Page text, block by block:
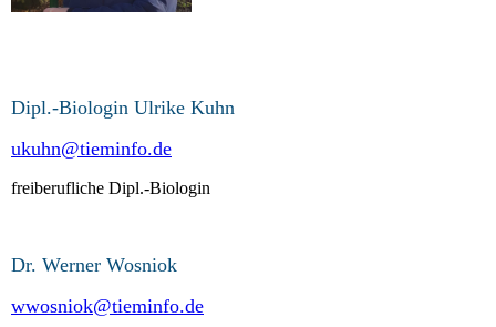
Dipl.-Biologin Ulrike Kuhn
ukuhn@tieminfo.de
freiberufliche Dipl.-Biologin
Dr. Werner Wosniok
wwosniok@tieminfo.de